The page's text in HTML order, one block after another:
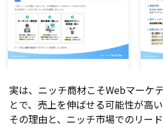
実は、ニッチ商材こそWebマーケ
とで、売上を伸ばせる可能性が高い
その理由と、ニッチ市場でのリー